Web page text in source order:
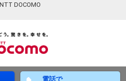
DOCOMO
電話で